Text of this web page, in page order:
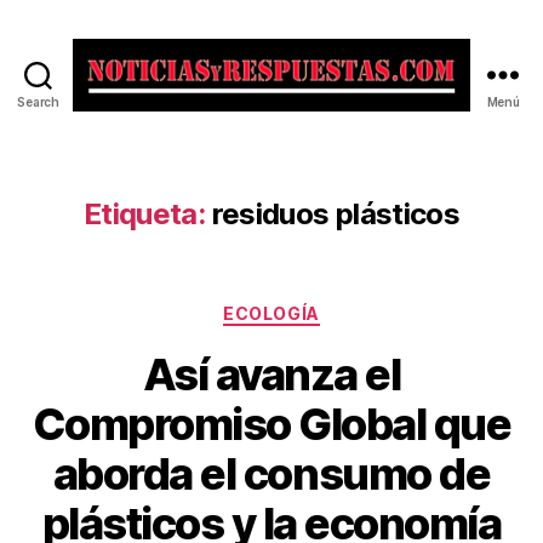
Search Menú
Etiqueta: residuos plásticos
Categorías
ECOLOGÍA
Así avanza el
Compromiso Global que
aborda el consumo de
plásticos y la economía